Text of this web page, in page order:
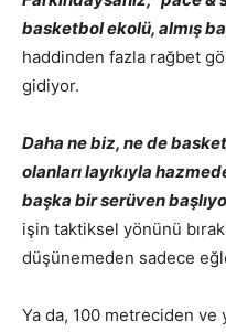
basketbol ekolü, almış
haddinden fazla rağbet
gidiyor.
Daha ne biz, ne de
olanları layıkıyla
başka bir serüven
işin taktiksel yönünü
düşünemeden sadece
Ya da, 100 metreciden ve